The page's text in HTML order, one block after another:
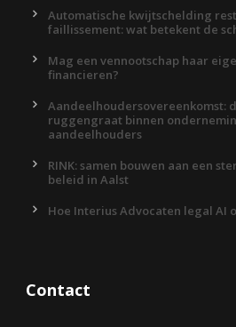
Automatische kwijtschelding
faillissement: wat betekent de
Mag een vennootschap haar
financieren?
Aandeelhoudersovereenkomst:
ruggengraat binnen
aandeelhouders
RINK: samen bouwen aan een
beleid in Aalst
Hoe Interius Advocaten legal AI
Contact